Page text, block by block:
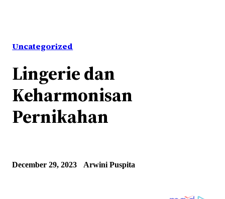
Uncategorized
Lingerie dan
Keharmonisan
Pernikahan
December 29, 2023 Arwini Puspita